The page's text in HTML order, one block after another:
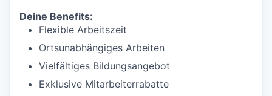
Deine Benefits:
Flexible Arbeitszeit
Ortsunabhängiges Arbeiten
Vielfältiges Bildungsangebot
Exklusive Mitarbeiterrabatte